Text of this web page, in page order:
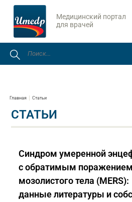
Медицинский портал
для врачей
Главная Статьи
СТАТЬИ
Синдром умеренной
с обратимым
мозолистого тела (MERS):
данные литературы и